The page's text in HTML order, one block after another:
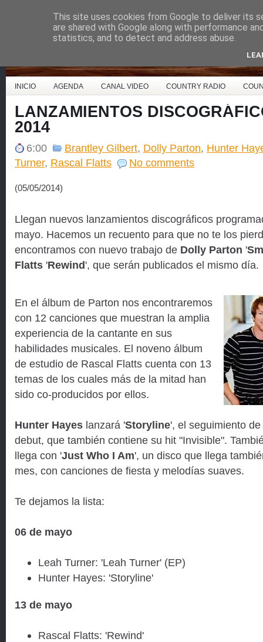
Country Music España
INICIO AGENDA CANAL VIDEO COUNTRY RADIO
LANZAMIENTOS
2014
6:00 Brantley Gilbert, Dolly Parton, Hunter
Turner, Rascal Flatts No comments
(05/05/2014)
Llegan nuevos lanzamientos discográficos
mayo. Hacemos un recuento para que no te los
encontramos con nuevo trabajo de Dolly Parton '
Flatts 'Rewind', que serán publicados el mismo día.
En el álbum de Parton nos encontraremos
con 12 canciones que muestran la amplia
experiencia de la cantante en sus
habilidades musicales. El noveno álbum
de estudio de Rascal Flatts cuenta con 13
temas de los cuales más de la mitad han
sido co-producidos por ellos.
Hunter Hayes lanzará 'Storyline', el seguimiento
debut, que también contiene su hit "Invisible".
llega con 'Just Who I Am', un disco que llega
mes, con canciones de fiesta y melodías suaves.
Te dejamos la lista:
06 de mayo
Leah Turner: 'Leah Turner' (EP)
Hunter Hayes: 'Storyline'
13 de mayo
Rascal Flatts: 'Rewind'
This site uses cookies from Google to deliver its
are shared with Google along with performance
statistics, and to detect and address abuse.